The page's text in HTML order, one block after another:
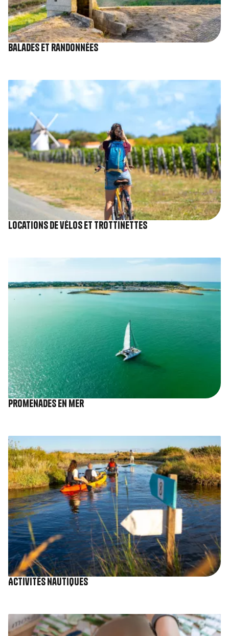
Balades et randonnées
Image
Locations de vélos et trottinettes
Promenades en mer
Image
Activités nautiques
Image